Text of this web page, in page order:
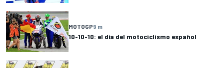
MOTOGP9 m
10-10-10: el día del motociclismo español